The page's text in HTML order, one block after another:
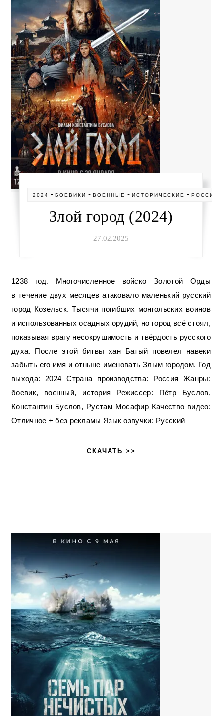
2024 -БОЕВИКИ -ВОЕННЫЕ -ИСТОРИЧЕСКИЕ -РОССИЯ
Злой город (2024)
27.02.2025
1238 год. Многочисленное войско Золотой Орды
в течение двух месяцев атаковало маленький русский
город Козельск. Тысячи погибших монгольских воинов
и использованных осадных орудий, но город всё стоял,
показывая врагу несокрушимость и твёрдость русского
духа. После этой битвы хан Батый повелел навеки
забыть его имя и отныне именовать Злым городом. Год
выхода: 2024 Страна производства: Россия Жанры:
боевик, военный, история Режиссер: Пётр Буслов,
Константин Буслов, Рустам Мосафир Качество видео:
Отличное + без рекламы Язык озвучки: Русский
СКАЧАТЬ >>